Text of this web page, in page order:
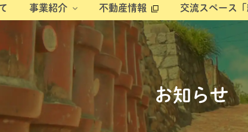
事業紹介 不動産情報 交流スペース「
お知らせ